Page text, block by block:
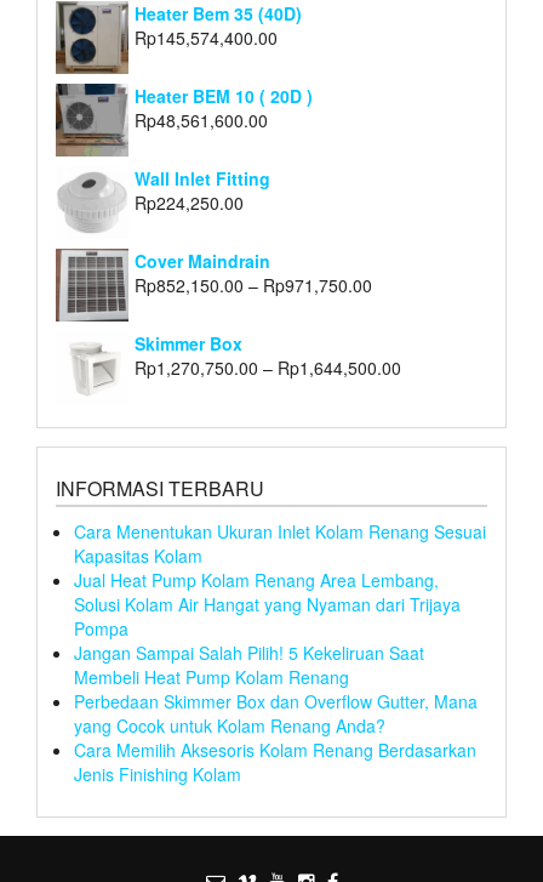
Heater Bem 35 (40D)
Rp145,574,400.00
Heater BEM 10 ( 20D )
Rp48,561,600.00
Wall Inlet Fitting
Rp224,250.00
Cover Maindrain
Rp852,150.00 – Rp971,750.00
Skimmer Box
Rp1,270,750.00 – Rp1,644,500.00
INFORMASI TERBARU
Cara Menentukan Ukuran Inlet Kolam Renang Sesuai
Kapasitas Kolam
Jual Heat Pump Kolam Renang Area Lembang,
Solusi Kolam Air Hangat yang Nyaman dari Trijaya
Pompa
Jangan Sampai Salah Pilih! 5 Kekeliruan Saat
Membeli Heat Pump Kolam Renang
Perbedaan Skimmer Box dan Overflow Gutter, Mana
yang Cocok untuk Kolam Renang Anda?
Cara Memilih Aksesoris Kolam Renang Berdasarkan
Jenis Finishing Kolam